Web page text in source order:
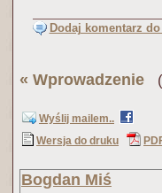
Dodaj komentarz
« Wprowadzenie
Wyślij mailem..
Wersja do druku
Bogdan Miś